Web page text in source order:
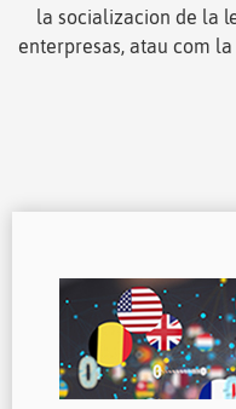
la socializacion de la
enterpresas, atau com